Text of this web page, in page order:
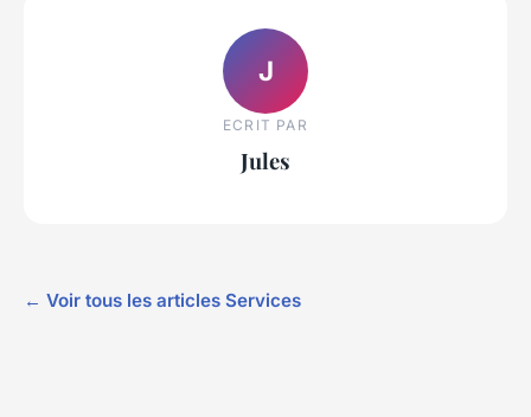
J
ECRIT PAR
Jules
← Voir tous les articles Services